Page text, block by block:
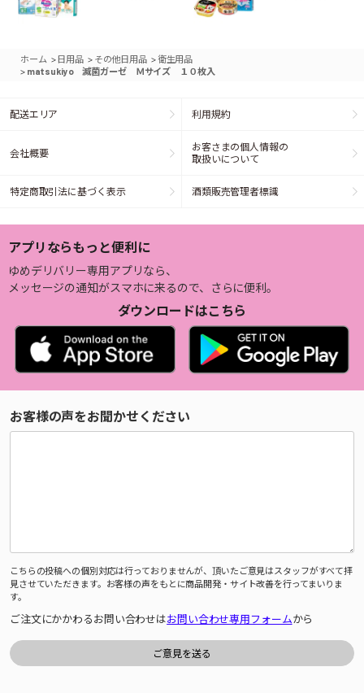
ホーム > 日用品 > その他日用品 > 衛生用品
> matsukiyo 滅菌ガーゼ Ｍサイズ １０枚入
配送エリア 利用規約
会社概要
お客さまの個人情報の
取扱いについて
特定商取引法に基づく表示 酒類販売管理者標識
アプリならもっと便利に
ゆめデリバリー専用アプリなら、
メッセージの通知がスマホに来るので、さらに便利。
ダウンロードはこちら
お客様の声をお聞かせください
こちらの投稿への個別対応は行っておりませんが、頂いたご意見はスタッフがすべて拝
見させていただきます。お客様の声をもとに商品開発・サイト改善を行ってまいりま
す。
ご注文にかかわるお問い合わせはお問い合わせ専用フォームから